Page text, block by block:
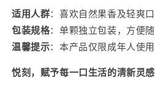
颗
装
三
颗
起
颗
装
三
颗
起
适用人群：喜欢自然果香及轻爽
包装规格：单颗独立包装，方便随
温馨提示：本产品仅限成年人使
悦刻，赋予每一口生活的清新灵感